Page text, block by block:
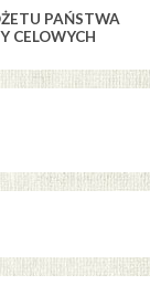
PAŃSTWA
CELOWYCH